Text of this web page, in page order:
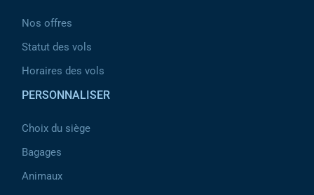
Nos offres
Statut des vols
Horaires des vols
PERSONNALISER
Choix du siège
Bagages
Animaux